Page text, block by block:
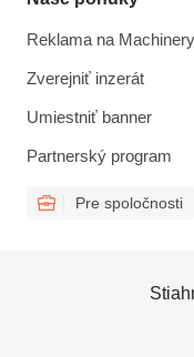
Reklama na
Zverejniť inzerát
Umiestniť banner
Partnerský program
Pre spoločnosti